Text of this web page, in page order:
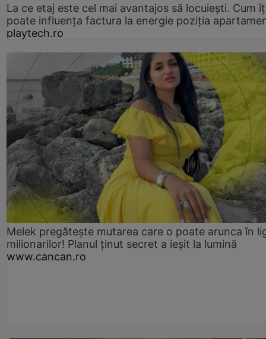
La ce etaj este cel mai avantajos să locuiești. Cum
poate influența factura la energie poziția
playtech.ro
Melek pregătește mutarea care o poate arunca în
milionarilor! Planul ținut secret a ieșit la lumină
www.cancan.ro